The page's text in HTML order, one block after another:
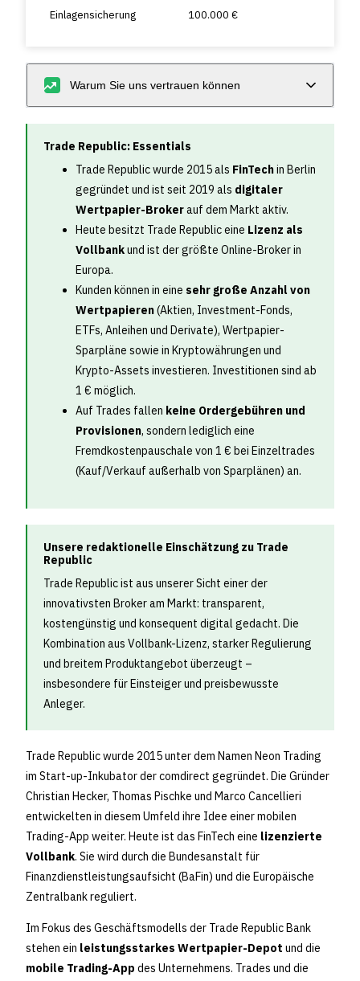
Einlagensicherung 100.000 €
Warum Sie uns vertrauen können
Trade Republic: Essentials
Trade Republic wurde 2015 als FinTechin Berlin
gegründet und ist seit 2019 als digitaler
Wertpapier-Brokerauf dem Markt aktiv.
Heute besitzt Trade Republic eine Lizenz als
Vollbankund ist der größte Online-Broker in
Europa.
Kunden können in eine sehr große Anzahl von
Wertpapieren(Aktien, Investment-Fonds,
ETFs, Anleihen und Derivate), Wertpapier-
Sparpläne sowie in Kryptowährungen und
Krypto-Assets investieren. Investitionen sind ab
1 € möglich.
Auf Trades fallen keine Ordergebühren und
Provisionen, sondern lediglich eine
Fremdkostenpauschale von 1 € bei Einzeltrades
(Kauf/Verkauf außerhalb von Sparplänen) an.
Unsere redaktionelle Einschätzung zu Trade
Republic
Trade Republic ist aus unserer Sicht einer der
innovativsten Broker am Markt: transparent,
kostengünstig und konsequent digital gedacht. Die
Kombination aus Vollbank-Lizenz, starker Regulierung
und breitem Produktangebot überzeugt –
insbesondere für Einsteiger und preisbewusste
Anleger.
Trade Republic wurde 2015 unter dem Namen Neon Trading
im Start-up-Inkubator der comdirect gegründet. Die Gründer
Christian Hecker, Thomas Pischke und Marco Cancellieri
entwickelten in diesem Umfeld ihre Idee einer mobilen
Trading-App weiter. Heute ist das FinTech eine lizenzierte
Vollbank. Sie wird durch die Bundesanstalt für
Finanzdienstleistungsaufsicht (BaFin) und die Europäische
Zentralbank reguliert.
Im Fokus des Geschäftsmodells der Trade Republic Bank
stehen ein leistungsstarkes Wertpapier-Depot und die
mobile Trading-App des Unternehmens. Trades und die